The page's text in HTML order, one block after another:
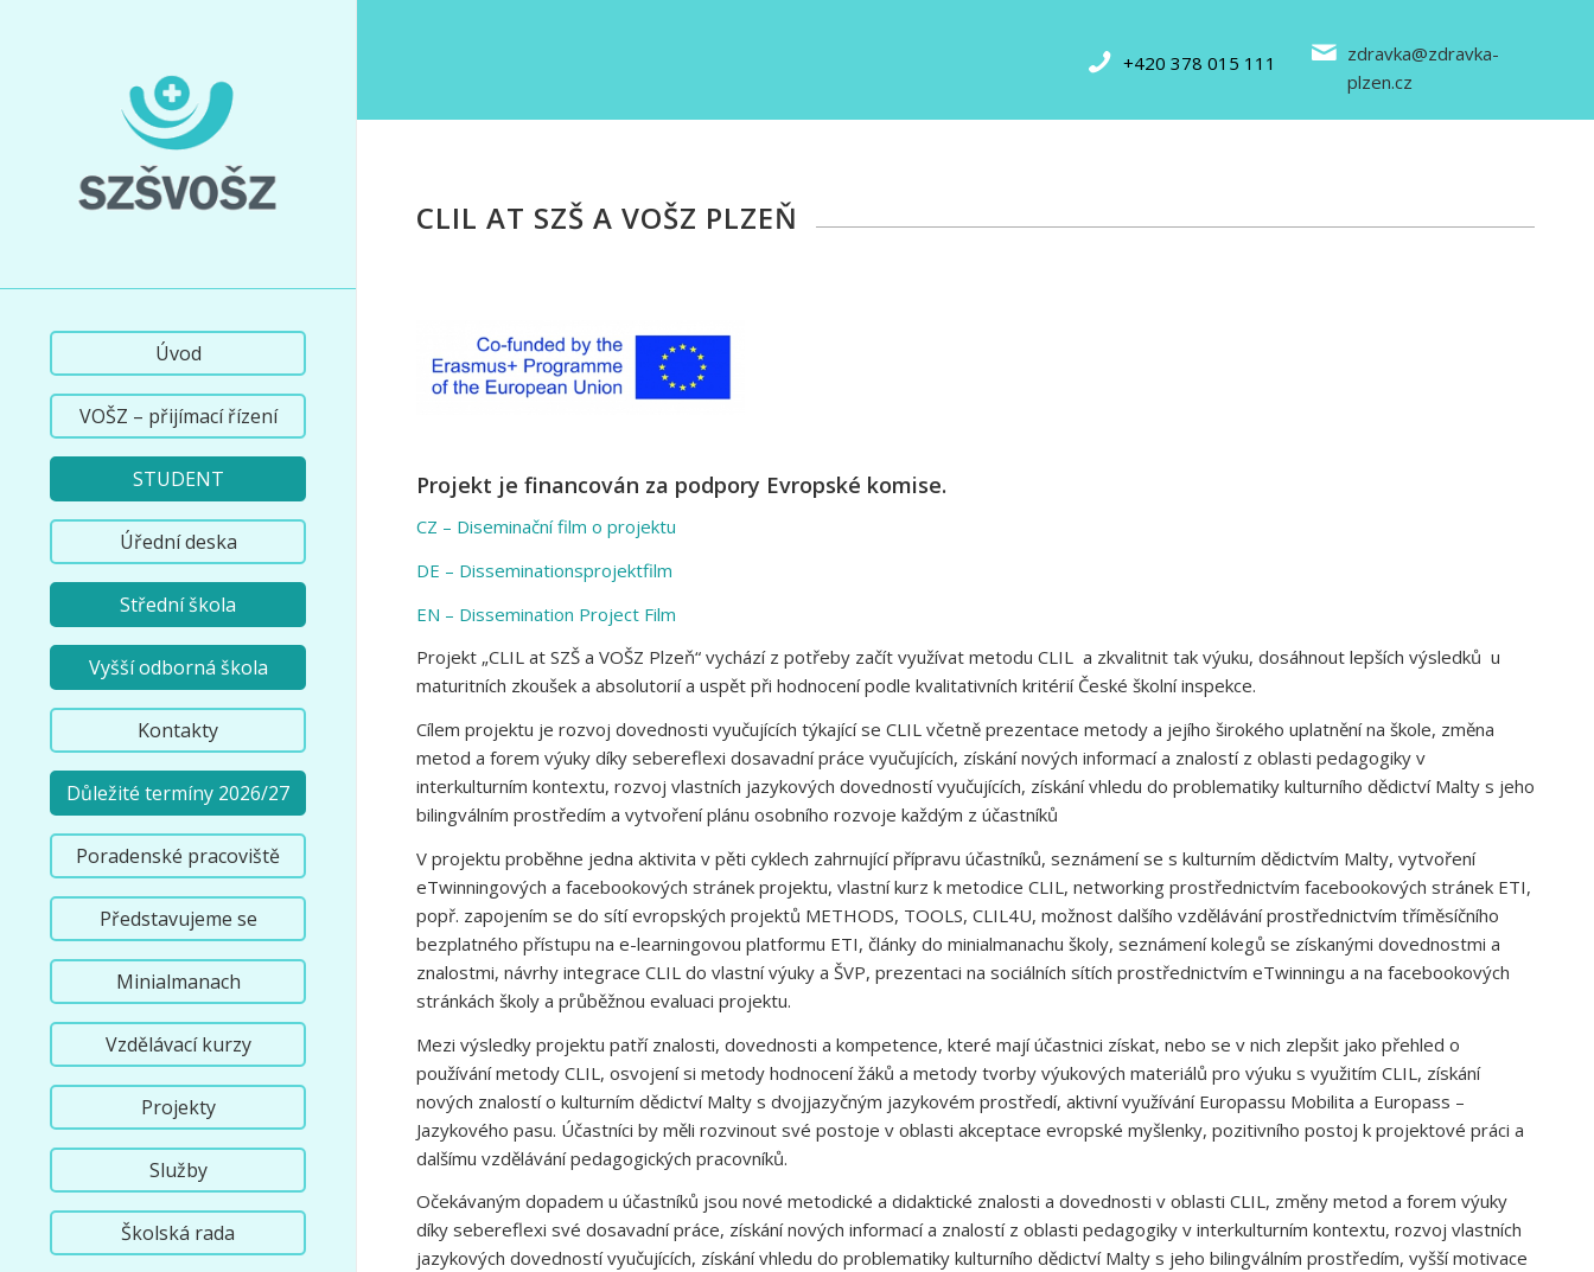
Úvod
VOŠZ – přijímací řízení
STUDENT
Úřední deska
Střední škola
Vyšší odborná škola
Kontakty
Důležité termíny 2026/27
Poradenské pracoviště
Představujeme se
Minialmanach
Vzdělávací kurzy
Projekty
Služby
Školská rada
+420 378 015 111
zdravka@zdravka-
plzen.cz
CLIL AT SZŠ A VOŠZ PLZEŇ
Projekt je financován za podpory Evropské komise.
CZ – Diseminační film o projektu
DE – Disseminationsprojektfilm
EN – Dissemination Project Film
Projekt „CLIL at SZŠ a VOŠZ Plzeň“ vychází z potřeby začít využívat metodu CLIL a zkvalitnit tak výuku, dosáhnout lepších výsledků u
maturitních zkoušek a absolutorií a uspět při hodnocení podle kvalitativních kritérií České školní inspekce.
Cílem projektu je rozvoj dovednosti vyučujících týkající se CLIL včetně prezentace metody a jejího širokého uplatnění na škole, změna
metod a forem výuky díky sebereflexi dosavadní práce vyučujících, získání nových informací a znalostí z oblasti pedagogiky v
interkulturním kontextu, rozvoj vlastních jazykových dovedností vyučujících, získání vhledu do problematiky kulturního dědictví Malty s jeho
bilingválním prostředím a vytvoření plánu osobního rozvoje každým z účastníků
V projektu proběhne jedna aktivita v pěti cyklech zahrnující přípravu účastníků, seznámení se s kulturním dědictvím Malty, vytvoření
eTwinningových a facebookových stránek projektu, vlastní kurz k metodice CLIL, networking prostřednictvím facebookových stránek ETI,
popř. zapojením se do sítí evropských projektů METHODS, TOOLS, CLIL4U, možnost dalšího vzdělávání prostřednictvím tříměsíčního
bezplatného přístupu na e-learningovou platformu ETI, články do minialmanachu školy, seznámení kolegů se získanými dovednostmi a
znalostmi, návrhy integrace CLIL do vlastní výuky a ŠVP, prezentaci na sociálních sítích prostřednictvím eTwinningu a na facebookových
stránkách školy a průběžnou evaluaci projektu.
Mezi výsledky projektu patří znalosti, dovednosti a kompetence, které mají účastnici získat, nebo se v nich zlepšit jako přehled o
používání metody CLIL, osvojení si metody hodnocení žáků a metody tvorby výukových materiálů pro výuku s využitím CLIL, získání
nových znalostí o kulturním dědictví Malty s dvojjazyčným jazykovém prostředí, aktivní využívání Europassu Mobilita a Europass –
Jazykového pasu. Účastníci by měli rozvinout své postoje v oblasti akceptace evropské myšlenky, pozitivního postoj k projektové práci a
dalšímu vzdělávání pedagogických pracovníků.
Očekávaným dopadem u účastníků jsou nové metodické a didaktické znalosti a dovednosti v oblasti CLIL, změny metod a forem výuky
díky sebereflexi své dosavadní práce, získání nových informací a znalostí z oblasti pedagogiky v interkulturním kontextu, rozvoj vlastních
jazykových dovedností vyučujících, získání vhledu do problematiky kulturního dědictví Malty s jeho bilingválním prostředím, vyšší motivace